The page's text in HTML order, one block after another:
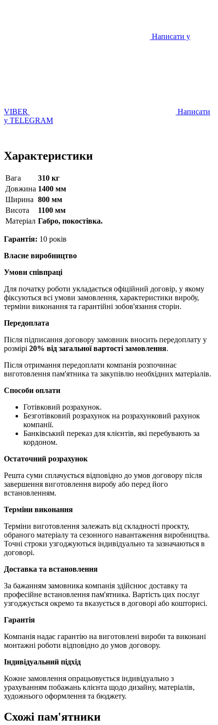
Написати у
VIBER
Написати
у TELEGRAM
Характеристики
Вага
310 кг
Довжина 1400 мм
Ширина 800 мм
Висота
1100 мм
Матерiал Габро, покостівка.
Гарантія: 10 років
Власне виробництво
Умови співпраці
Для початку роботи укладається офіційний договір, у якому
фіксуються всі умови замовлення, характеристики виробу,
терміни виконання та гарантійні зобов'язання сторін.
Передоплата
Після підписання договору замовник вносить передоплату у
розмірі 20% від загальної вартості замовлення.
Після отримання передоплати компанія розпочинає
виготовлення пам'ятника та закупівлю необхідних матеріалів.
Способи оплати
Готівковий розрахунок.
Безготівковий розрахунок на розрахунковий рахунок
компанії.
Банківський переказ для клієнтів, які перебувають за
кордоном.
Остаточний розрахунок
Решта суми сплачується відповідно до умов договору після
завершення виготовлення виробу або перед його
встановленням.
Терміни виконання
Терміни виготовлення залежать від складності проєкту,
обраного матеріалу та сезонного навантаження виробництва.
Точні строки узгоджуються індивідуально та зазначаються в
договорі.
Доставка та встановлення
За бажанням замовника компанія здійснює доставку та
професійне встановлення пам'ятника. Вартість цих послуг
узгоджується окремо та вказується в договорі або кошторисі.
Гарантія
Компанія надає гарантію на виготовлені вироби та виконані
монтажні роботи відповідно до умов договору.
Індивідуальний підхід
Кожне замовлення опрацьовується індивідуально з
урахуванням побажань клієнта щодо дизайну, матеріалів,
художнього оформлення та бюджету.
Схожі пам'ятники